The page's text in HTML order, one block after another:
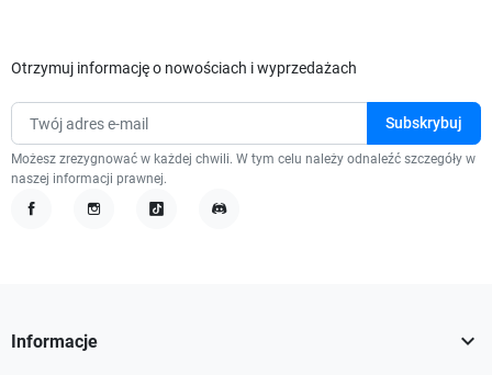
Otrzymuj informację o nowościach i wyprzedażach
Możesz zrezygnować w każdej chwili. W tym celu należy odnaleźć szczegóły w
naszej informacji prawnej.
Informacje 